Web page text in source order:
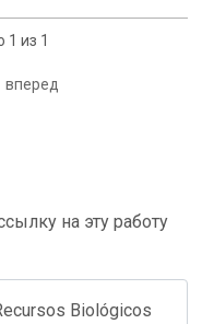
1 из 1
вперед
на эту работу
Biológicos